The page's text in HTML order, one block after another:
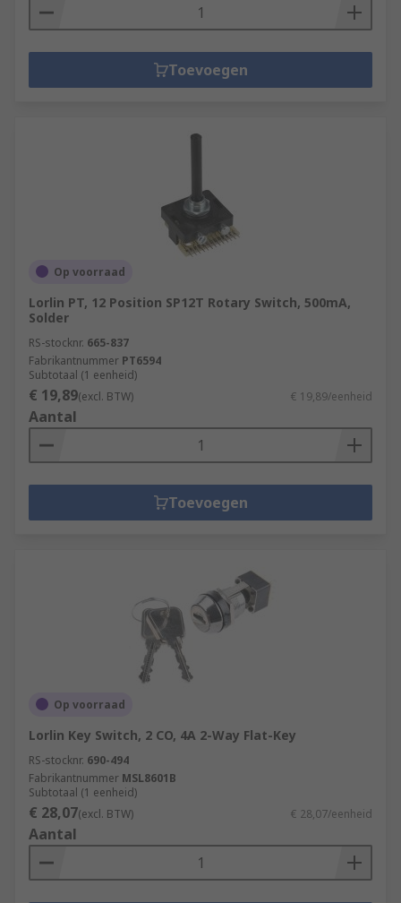
Toevoegen
Op voorraad
Lorlin PT, 12 Position SP12T Rotary Switch, 500mA,
Solder
RS-stocknr. 665-837
Fabrikantnummer PT6594
Subtotaal (1 eenheid)
€ 19,89(excl. BTW) € 19,89/eenheid
Aantal
Toevoegen
Op voorraad
Lorlin Key Switch, 2 CO, 4A 2-Way Flat-Key
RS-stocknr. 690-494
Fabrikantnummer MSL8601B
Subtotaal (1 eenheid)
€ 28,07(excl. BTW) € 28,07/eenheid
Aantal